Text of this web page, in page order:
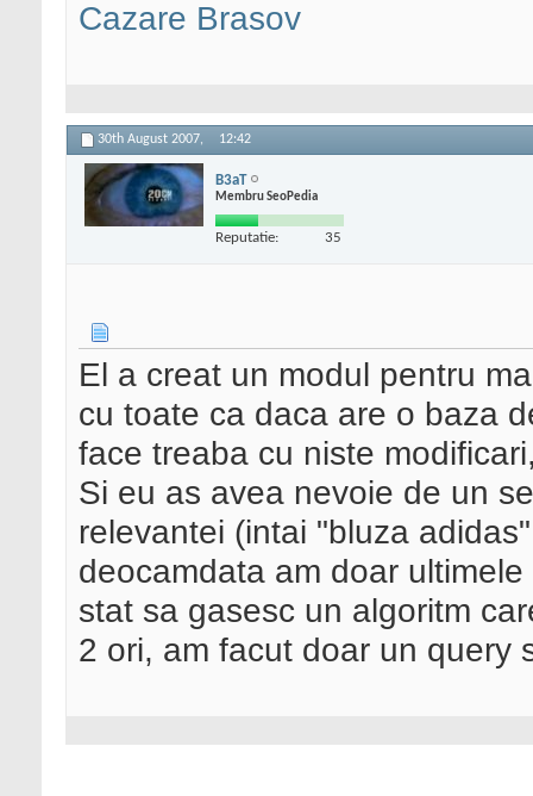
Cazare Brasov
30th August 2007, 12:42
B3aT
Membru SeoPedia
Reputatie: 35
El a creat un modul pentru
cu toate ca daca are o baza
face treaba cu niste
Si eu as avea nevoie de un
relevantei (intai "bluza
deocamdata am doar
stat sa gasesc un algoritm
2 ori, am facut doar un query